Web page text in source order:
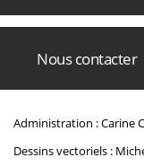
Nous contacter
Administration : Carine
Dessins vectoriels :